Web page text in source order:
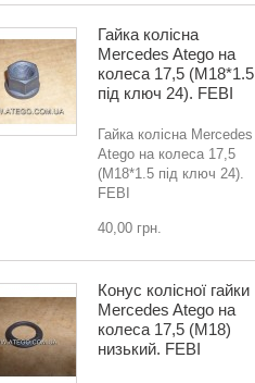
Гайка колісна
Mercedes Atego на
колеса 17,5 (M18*1.5
під ключ 24). FEBI
Гайка колісна Mercedes
Atego на колеса 17,5
(M18*1.5 під ключ 24).
FEBI
40,00 грн.
Конус колісної гайки
Mercedes Atego на
колеса 17,5 (M18)
низький. FEBI